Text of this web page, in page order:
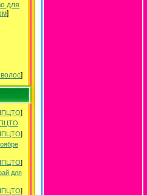
для
]
]
]
]
]
для
]